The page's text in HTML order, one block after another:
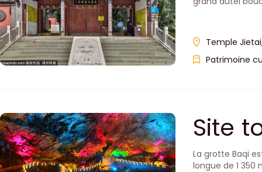
Temple
Patrimoine
Site
La grotte Baqi
longue de 1 350